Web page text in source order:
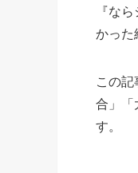
『な
かった
この
合」「
す。